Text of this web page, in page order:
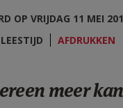
OP VRIJDAG 11 MEI
AFDRUKKEN
meer